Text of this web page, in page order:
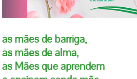
às mães de barriga,
às mães de alma,
às Mães que aprendem